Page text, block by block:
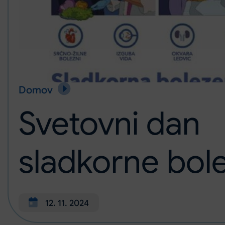
Domov
Svetovni dan sladkorne bolezni
Svetovni dan
sladkorne
12. 11. 2024